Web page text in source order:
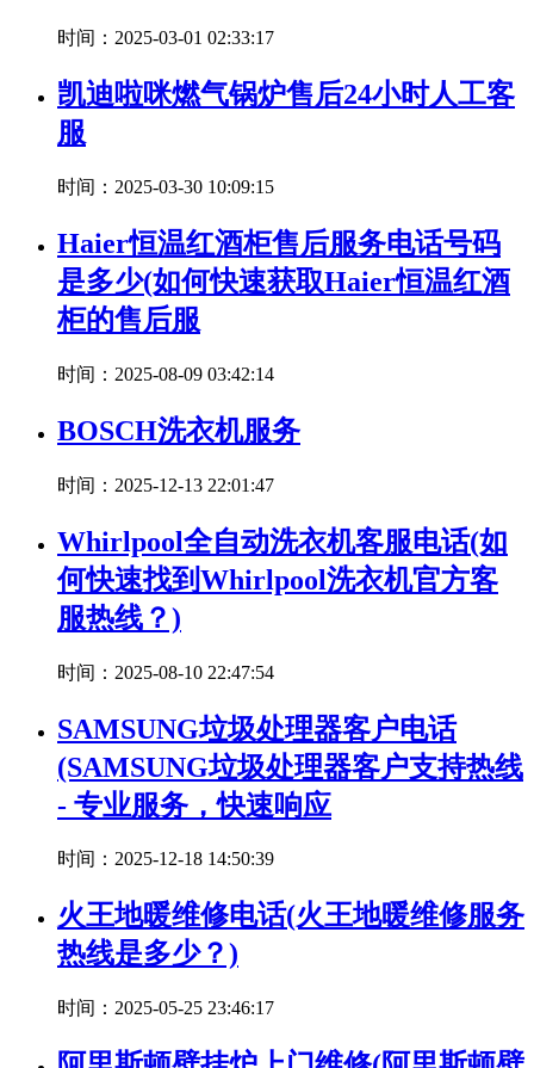
时间：2025-03-01 02:33:17
凯迪啦咪燃气锅炉售后24小时人工客
服
时间：2025-03-30 10:09:15
Haier恒温红酒柜售后服务电话号码
是多少(如何快速获取Haier恒温红酒
柜的售后服
时间：2025-08-09 03:42:14
BOSCH洗衣机服务
时间：2025-12-13 22:01:47
Whirlpool全自动洗衣机客服电话(如
何快速找到Whirlpool洗衣机官方客
服热线？)
时间：2025-08-10 22:47:54
SAMSUNG垃圾处理器客户电话
(SAMSUNG垃圾处理器客户支持热线
- 专业服务，快速响应
时间：2025-12-18 14:50:39
火王地暖维修电话(火王地暖维修服务
热线是多少？)
时间：2025-05-25 23:46:17